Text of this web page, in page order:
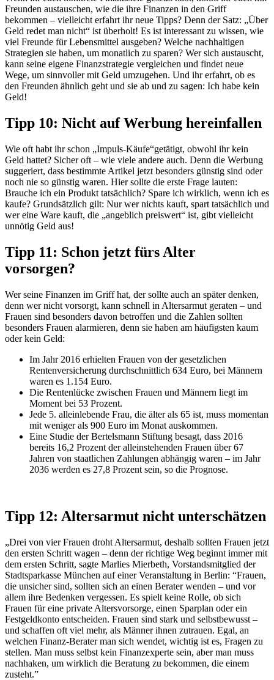
Freunden austauschen, wie die ihre Finanzen in den Griff
bekommen – vielleicht erfahrt ihr neue Tipps? Denn der Satz: „Über
Geld redet man nicht“ ist überholt! Es ist interessant zu wissen, wie
viel Freunde für Lebensmittel ausgeben? Welche nachhaltigen
Strategien sie haben, um monatlich zu sparen? Wer sich austauscht,
kann seine eigene Finanzstrategie vergleichen und findet neue
Wege, um sinnvoller mit Geld umzugehen. Und ihr erfahrt, ob es
den Freunden ähnlich geht und sie ab und zu sagen: Ich habe kein
Geld!
Tipp 10: Nicht auf Werbung hereinfallen
Wie oft habt ihr schon „Impuls-Käufe“getätigt, obwohl ihr kein
Geld hattet? Sicher oft – wie viele andere auch. Denn die Werbung
suggeriert, dass bestimmte Artikel jetzt besonders günstig sind oder
noch nie so günstig waren. Hier sollte die erste Frage lauten:
Brauche ich ein Produkt tatsächlich? Spare ich wirklich, wenn ich es
kaufe? Grundsätzlich gilt: Nur wer nichts kauft, spart tatsächlich und
wer eine Ware kauft, die „angeblich preiswert“ ist, gibt vielleicht
unnötig Geld aus!
Tipp 11: Schon jetzt fürs Alter
vorsorgen?
Wer seine Finanzen im Griff hat, der sollte auch an später denken,
denn wer nicht vorsorgt, kann schnell in Altersarmut geraten – und
Frauen sind besonders davon betroffen und die Zahlen sollten
besonders Frauen alarmieren, denn sie haben am häufigsten kaum
oder kein Geld:
Im Jahr 2016 erhielten Frauen von der gesetzlichen
Rentenversicherung durchschnittlich 634 Euro, bei Männern
waren es 1.154 Euro.
Die Rentenlücke zwischen Frauen und Männern liegt im
Moment bei 53 Prozent.
Jede 5. alleinlebende Frau, die älter als 65 ist, muss momentan
mit weniger als 900 Euro im Monat auskommen.
Eine Studie der Bertelsmann Stiftung besagt, dass 2016
bereits 16,2 Prozent der alleinstehenden Frauen über 67
Jahren von staatlichen Zahlungen abhängig waren – im Jahr
2036 werden es 27,8 Prozent sein, so die Prognose.
Tipp 12: Altersarmut nicht unterschätzen
„Drei von vier Frauen droht Altersarmut, deshalb sollten Frauen jetzt
den ersten Schritt wagen – denn der richtige Weg beginnt immer mit
dem ersten Schritt, sagte Marlies Mierbeth, Vorstandsmitglied der
Stadtsparkasse München auf einer Veranstaltung in Berlin: “Frauen,
die unsicher sind, sollten sich an einen Berater wenden – und vor
allem ihre Bedenken vergessen. Es spielt keine Rolle, ob sich
Frauen für eine private Altersvorsorge, einen Sparplan oder ein
Festgeldkonto entscheiden. Frauen sind stark und selbstbewusst –
und schaffen oft viel mehr, als Männer ihnen zutrauen. Egal, an
welchen Finanz-Berater man sich wendet, wichtig ist es, Fragen zu
stellen. Man muss selbst kein Finanzexperte sein, aber man muss
nachhaken, um wirklich die Beratung zu bekommen, die einem
zusteht.”